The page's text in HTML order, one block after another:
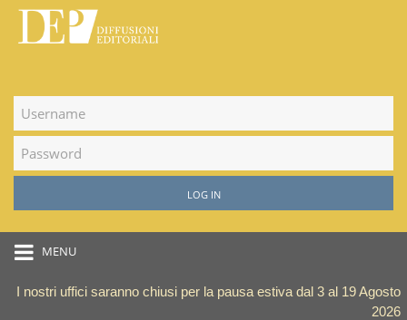
LOG IN
MENU
I nostri uffici saranno chiusi per la pausa estiva dal 3 al 19 Agosto
2026